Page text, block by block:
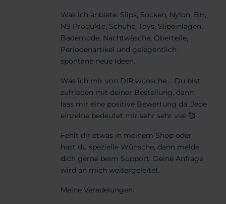
Was ich anbiete: Slips, Socken, Nylon, BH,
NS Produkte, Schuhe, Toys, Slipeinlagen,
Bademode, Nachtwäsche, Oberteile,
Periodenartikel und gelegentlich
spontane neue Ideen.
Was ich mir von DIR wünsche.... Du bist
zufrieden mit deiner Bestellung, dann
lass mir eine positive Bewertung da. Jede
einzelne bedeutet mir sehr sehr viel 🥰
Fehlt dir etwas in meinem Shop oder
hast du spezielle Wünsche, dann melde
dich gerne beim Support. Deine Anfrage
wird an mich weitergeleitet.
Meine Veredelungen: